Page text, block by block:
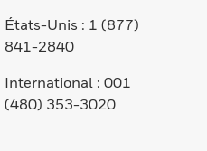
États-Unis : 1 (877)
841-2840
International : 001
(480) 353-3020